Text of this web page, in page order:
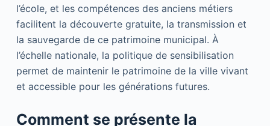
l’école, et les compétences des anciens métiers
facilitent la découverte gratuite, la transmission et
la sauvegarde de ce patrimoine municipal. À
l’échelle nationale, la politique de sensibilisation
permet de maintenir le patrimoine de la ville vivant
et accessible pour les générations futures.
Comment se présente la